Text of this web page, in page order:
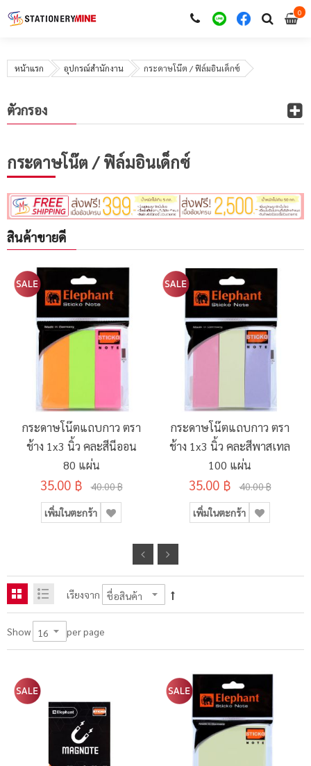
00
หน้าแรก อุปกรณ์สำนักงาน กระดาษโน๊ต / ฟิล์มอินเด็กซ์
กระดาษโน๊ต / ฟิล์มอินเด็กซ์
สินค้าขายดี
กระดาษโน๊ตแถบกาว ตรา
ช้าง 1x3 นิ้ว คละสีนีออน
80 แผ่น
35.00 ฿ 40.00 ฿
เพิ่มในตะกร้า
กระดาษโน๊ตแถบกาว ตรา
ช้าง 1x3 นิ้ว คละสีพาสเทล
100 แผ่น
35.00 ฿ 40.00 ฿
เพิ่มในตะกร้า
เรียงจาก
Show per page
ตัวกรอง